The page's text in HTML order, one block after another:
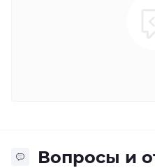
Вопросы и